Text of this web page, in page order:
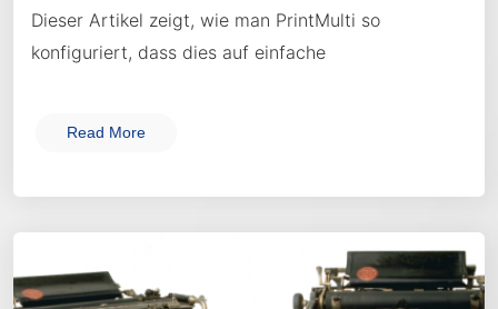
Dieser Artikel zeigt, wie man PrintMulti so
konfiguriert, dass dies auf einfache
Read More